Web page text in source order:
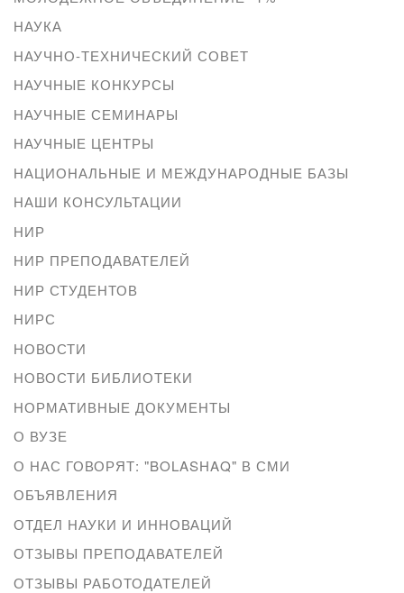
НАУКА
НАУЧНО-ТЕХНИЧЕСКИЙ СОВЕТ
НАУЧНЫЕ КОНКУРСЫ
НАУЧНЫЕ СЕМИНАРЫ
НАУЧНЫЕ ЦЕНТРЫ
НАЦИОНАЛЬНЫЕ И МЕЖДУНАРОДНЫЕ БАЗЫ
НАШИ КОНСУЛЬТАЦИИ
НИР
НИР ПРЕПОДАВАТЕЛЕЙ
НИР СТУДЕНТОВ
НИРС
НОВОСТИ
НОВОСТИ БИБЛИОТЕКИ
НОРМАТИВНЫЕ ДОКУМЕНТЫ
О ВУЗЕ
О НАС ГОВОРЯТ: "BOLASHAQ" В СМИ
ОБЪЯВЛЕНИЯ
ОТДЕЛ НАУКИ И ИННОВАЦИЙ
ОТЗЫВЫ ПРЕПОДАВАТЕЛЕЙ
ОТЗЫВЫ РАБОТОДАТЕЛЕЙ